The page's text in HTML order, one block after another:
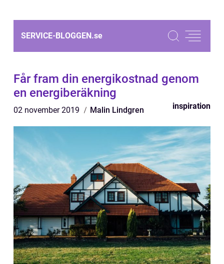
SERVICE-BLOGGEN.se
Får fram din energikostnad genom
en energiberäkning
02 november 2019 Malin Lindgren inspiration